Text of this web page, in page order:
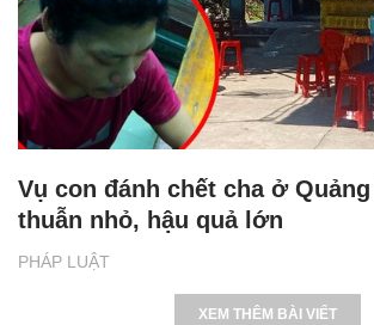
PHÁP LUẬT
Vụ con đánh chết cha ở
thuẫn nhỏ, hậu quả lớn
XEM THÊM BÀI VIẾT